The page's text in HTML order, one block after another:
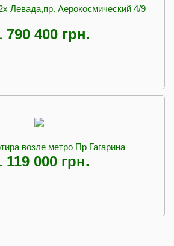
Левада,пр. Аерокосмический 4/9
790 400 грн.
возле метро Пр Гагарина
119 000 грн.